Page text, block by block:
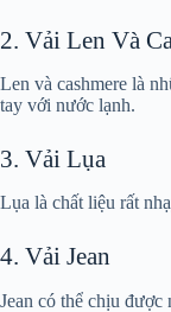
2. Vải Len Và
Len và cashmere là
tay với nước lạnh.
3. Vải Lụa
Lụa là chất liệu rất
4. Vải Jean
Jean có thể chịu